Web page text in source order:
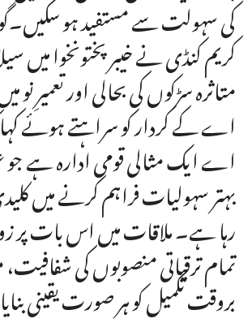
کی سہولت سے مستفید ہو
کریم کنڈی نے خیبرپختونخوا
متاثرہ سڑکوں کی بحالی اور تعمیرِ نو
اے کے کردار کو سراہتے ہوئے
اے ایک مثالی قومی ادارہ ہے جو
بہتر سہولیات فراہم کرنے میں
رہا ہے۔ ملاقات میں اس بات پر
تمام ترقیاتی منصوبوں کی شفافیت،
بروقت تکمیل کو ہر صورت یقینی